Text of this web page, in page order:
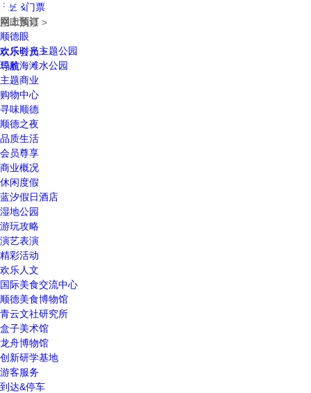
立即购票 >
欢乐会员 >
导航
乐园&门票
网上预订
顺德眼
欢乐时光主题公园
玛雅海滩水公园
主题商业
购物中心
寻味顺德
顺德之夜
品质生活
会员尊享
商业概况
休闲度假
蓝汐假日酒店
湿地公园
游玩攻略
演艺表演
精彩活动
欢乐人文
国际美食交流中心
顺德美食博物馆
青云文社研究所
盒子美术馆
龙舟博物馆
创新研学基地
游客服务
到达&停车